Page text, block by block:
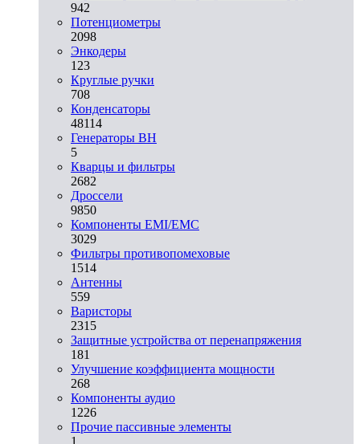
942
Потенциометры
2098
Энкодеры
123
Круглые ручки
708
Конденсаторы
48114
Генераторы ВН
5
Кварцы и фильтры
2682
Дроссели
9850
Компоненты EMI/EMC
3029
Фильтры противопомеховые
1514
Антенны
559
Варисторы
2315
Защитные устройства от перенапряжения
181
Улучшение коэффициента мощности
268
Компоненты аудио
1226
Прочие пассивные элементы
1